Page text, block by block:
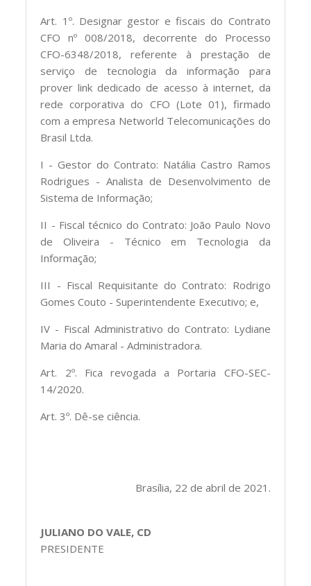
Art. 1º. Designar gestor e fiscais do Contrato
CFO nº 008/2018, decorrente do Processo
CFO-6348/2018, referente à prestação de
serviço de tecnologia da informação para
prover link dedicado de acesso à internet, da
rede corporativa do CFO (Lote 01), firmado
com a empresa Networld Telecomunicações do
Brasil Ltda.
I - Gestor do Contrato: Natália Castro Ramos
Rodrigues - Analista de Desenvolvimento de
Sistema de Informação;
II - Fiscal técnico do Contrato: João Paulo Novo
de Oliveira - Técnico em Tecnologia da
Informação;
III - Fiscal Requisitante do Contrato: Rodrigo
Gomes Couto - Superintendente Executivo; e,
IV - Fiscal Administrativo do Contrato: Lydiane
Maria do Amaral - Administradora.
Art. 2º. Fica revogada a Portaria CFO-SEC-
14/2020.
Art. 3º. Dê-se ciência.
Brasília, 22 de abril de 2021.
JULIANO DO VALE, CD
PRESIDENTE